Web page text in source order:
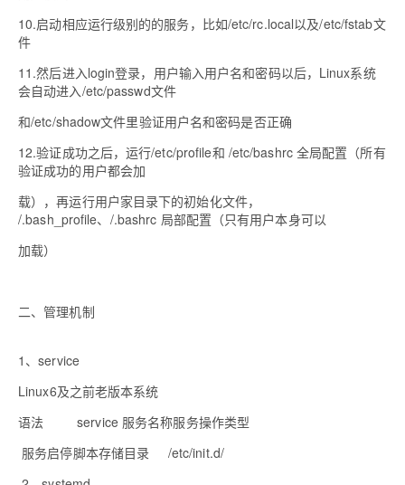
10.启动相应运行级别的的服务，比如/etc/rc.local以及/etc/fstab文
件
11.然后进入login登录，用户输入用户名和密码以后， Linux系统
会自动进入/etc/passwd文件
和/etc/shadow文件里验证用户名和密码是否正确
12.验证成功之后，运行/etc/profile和 /etc/bashrc 全局配置（所有
验证成功的用户都会加
载），再运行用户家目录下的初始化文件，
/.bash_profile、 /.bashrc 局部配置（只有用户本身可以
加载）
二、管理机制
1 、service
Linux6及之前老版本系统
语法 service 服务名称服务操作类型
服务启停脚本存储目录 /etc/init.d/